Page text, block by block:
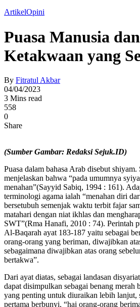
ArtikelOpini
Puasa Manusia dan
Ketakwaan yang
By Fitratul Akbar
04/04/2023
3 Mins read
558
0
Share
(Sumber Gambar: Redaksi Sejuk.ID)
Puasa dalam bahasa Arab disebut
menjelaskan bahwa “pada umumnya
menahan”(Sayyid Sabiq, 1994 : 161).
terminologi agama ialah “menahan diri
bersetubuh semenjak waktu terbit fajar
matahari dengan niat ikhlas dan
SWT”(Rma Hanafi, 2010 : 74). Perintah
Al-Baqarah ayat 183-187 yaitu sebagai
orang-orang yang beriman, diwajibkan
sebagaimana diwajibkan atas orang
bertakwa”.
Dari ayat diatas, sebagai landasan
dapat disimpulkan sebagai benang merah
yang penting untuk diuraikan lebih lanjut,
pertama berbunyi, “hai orang-orang